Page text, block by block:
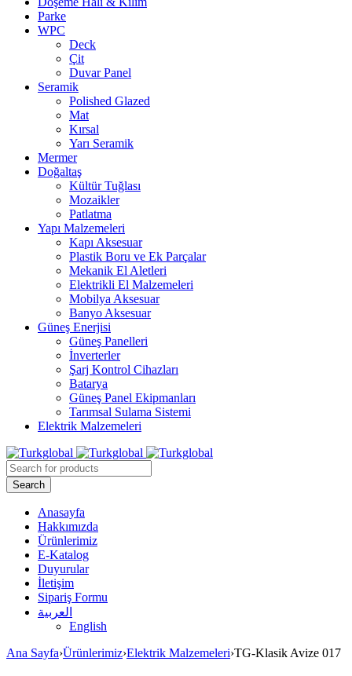
Parke
WPC
Deck
Çit
Duvar Panel
Seramik
Polished Glazed
Mat
Kırsal
Yarı Seramik
Mermer
Doğaltaş
Kültür Tuğlası
Mozaikler
Patlatma
Yapı Malzemeleri
Kapı Aksesuar
Plastik Boru ve Ek Parçalar
Mekanik El Aletleri
Elektrikli El Malzemeleri
Mobilya Aksesuar
Banyo Aksesuar
Güneş Enerjisi
Güneş Panelleri
İnverterler
Şarj Kontrol Cihazları
Batarya
Güneş Panel Ekipmanları
Tarımsal Sulama Sistemi
Elektrik Malzemeleri
Anasayfa
Hakkımızda
Ürünlerimiz
E-Katalog
Duyurular
İletişim
Sipariş Formu
العربية
English
Ana Sayfa›Ürünlerimiz›Elektrik Malzemeleri›TG-Klasik Avize 017